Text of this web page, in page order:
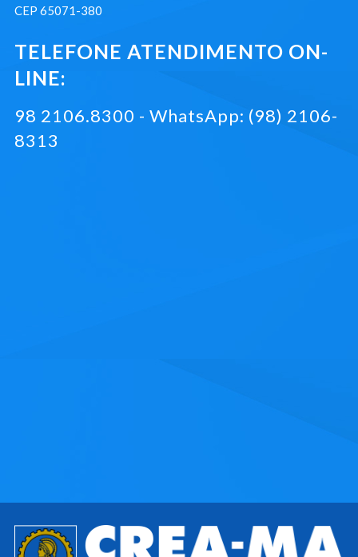
CEP 65071-380
TELEFONE ATENDIMENTO ON-
LINE:
98 2106.8300 - WhatsApp: (98) 2106-
8313